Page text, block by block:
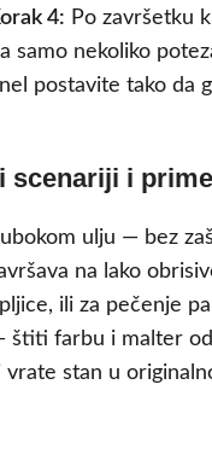
4: Po završetku
samo nekoliko
postavite tako
scenariji i
ulju — bez
na lako
ili za pečenje
štiti farbu i malter
stan u